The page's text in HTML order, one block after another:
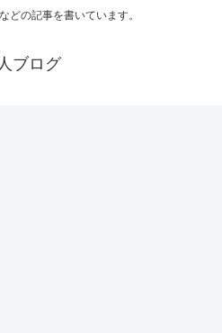
どの記事を書いています。
ブログ